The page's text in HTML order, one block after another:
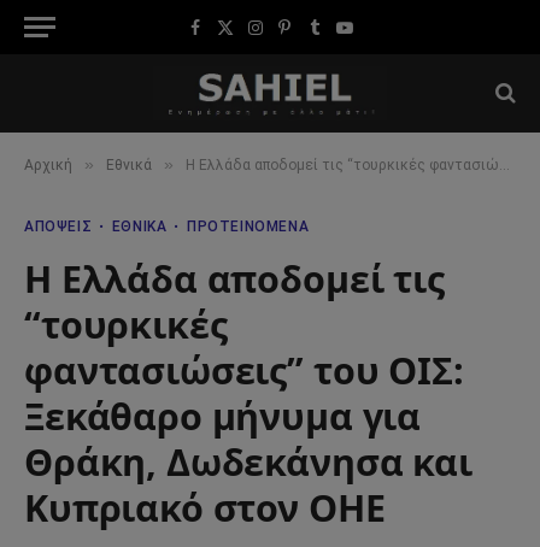
Facebook
X
Instagram
Pinterest
TumblrYouTube
Αρχική » Εθνικά » Η Ελλάδα αποδομεί τις “τουρκικές φαντασιώσεις” του ΟΙΣ: Ξεκάθαρο μήνυμα για Θράκη, Δωδεκάνησα και Κυπριακό στον ΟΗΕ
ΑΠΌΨΕΙΣ ΕΘΝΙΚΆ ΠΡΟΤΕΙΝΌΜΕΝΑ
Η Ελλάδα αποδομεί τις
“τουρκικές
φαντασιώσεις” του ΟΙΣ:
Ξεκάθαρο μήνυμα για
Θράκη, Δωδεκάνησα και
Κυπριακό στον ΟΗΕ